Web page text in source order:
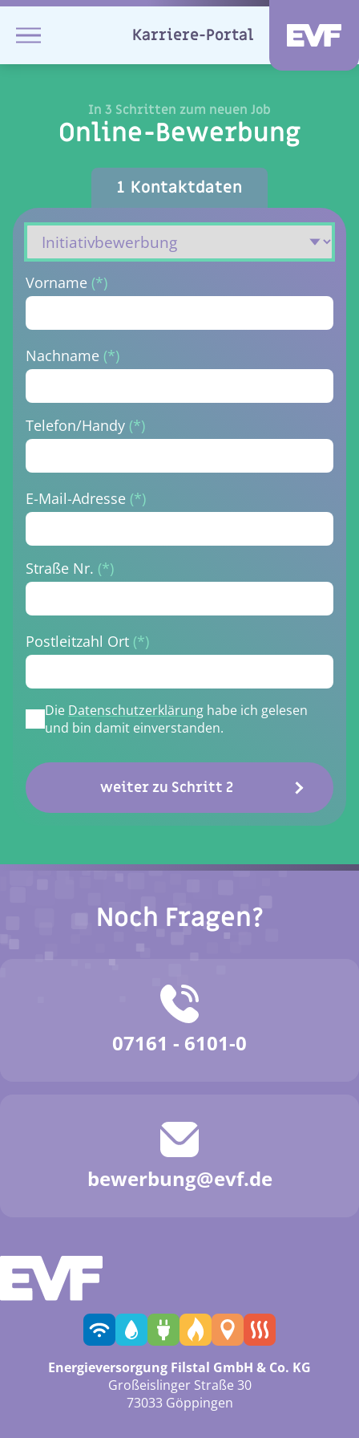
Karriere-Portal
In 3 Schritten zum neuen Job
Online-Bewerbung
1 Kontaktdaten
Vorname (*)
Nachname (*)
Telefon/Handy (*)
E-Mail-Adresse (*)
Straße Nr. (*)
Postleitzahl Ort (*)
Die Datenschutzerklärung habe ich gelesen
und bin damit einverstanden.
weiter zu Schritt 2
Noch Fragen?
07161 - 6101-0
bewerbung@evf.de
Energieversorgung Filstal GmbH & Co. KG
Großeislinger Straße 30
73033 Göppingen